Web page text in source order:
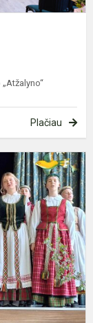
Plačiau